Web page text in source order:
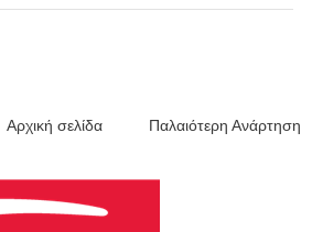
Παλαιότερη Ανάρτηση
Αρχική σελίδα